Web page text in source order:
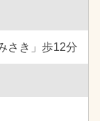
さき」歩12分